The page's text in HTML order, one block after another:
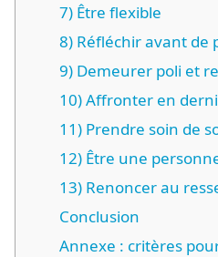
7) Être flexible
8) Réfléchir avant de
9) Demeurer poli et
10) Affronter en
11) Prendre soin de
12) Être une
13) Renoncer au
Conclusion
Annexe : critères